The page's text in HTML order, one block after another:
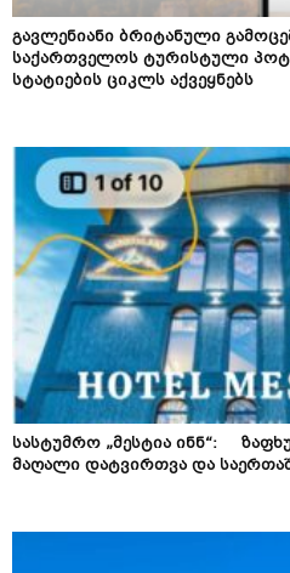
გავლენიანი ბრიტანული
საქართველოს ტურისტული
სტატიების ციკლს აქვეყნებს
სასტუმრო „მესტია ინნ“:
მაღალი დატვირთვა და